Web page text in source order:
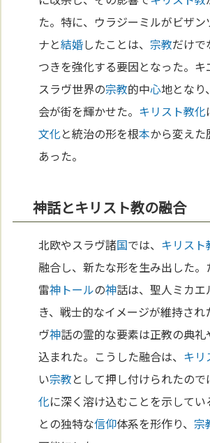
た。特に、ウラジーミルがビザン
ナと結婚したことは、 宗教だけで
つきを強化する要因となった。
スラヴ世界の宗教的中心地となり
会が街を輝かせた。 キリスト教化
文化と統治の形を根本から変え
あった。
神話とキリスト教の融合
北欧やスラヴ諸国では、 キリスト
融合し、新たな形を生み出した
雷神 トールの神話は、聖人ミカ
き、戦士的なイメージが維持され
ヴ神話の霊的な要素は正教の典礼
込まれた。こうした融合は、 キリ
い宗教として押し付けられたの
化に深く溶け込むことを示して
との独特な信仰体系を形作り、 宗